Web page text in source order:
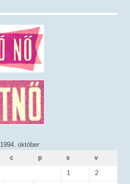
1994. október
c p s v
1 2